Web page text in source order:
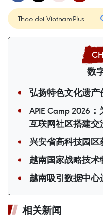
Theo dõi VietnamPlus
数
弘扬特色文化遗产
APIE Camp 2026
互联网社区搭建交
兴安省高科技园区
越南国家战略技
越南吸引数据中心
相关新闻